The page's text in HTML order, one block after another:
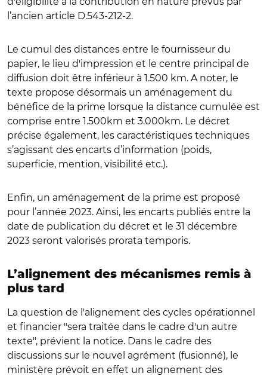
l’ancien article D.543-212-2.
Le cumul des distances entre le fournisseur du
papier, le lieu d'impression et le centre principal de
diffusion doit être inférieur à 1.500 km. A noter, le
texte propose désormais un aménagement du
bénéfice de la prime lorsque la distance cumulée est
comprise entre 1.500km et 3.000km. Le décret
précise également, les caractéristiques techniques
s’agissant des encarts d’information (poids,
superficie, mention, visibilité etc.).
Enfin, un aménagement de la prime est proposé
pour l’année 2023. Ainsi, les encarts publiés entre la
date de publication du décret et le 31 décembre
2023 seront valorisés prorata temporis.
L’alignement des mécanismes remis à
plus tard
La question de l'alignement des cycles opérationnel
et financier "sera traitée dans le cadre d'un autre
texte", prévient la notice. Dans le cadre des
discussions sur le nouvel agrément (fusionné), le
ministère prévoit en effet un alignement des